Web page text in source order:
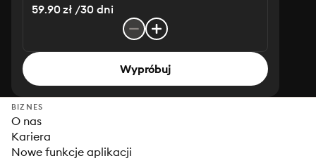
59.90 zł /30 dni
Wypróbuj
BIZNES
O nas
Kariera
Nowe funkcje aplikacji